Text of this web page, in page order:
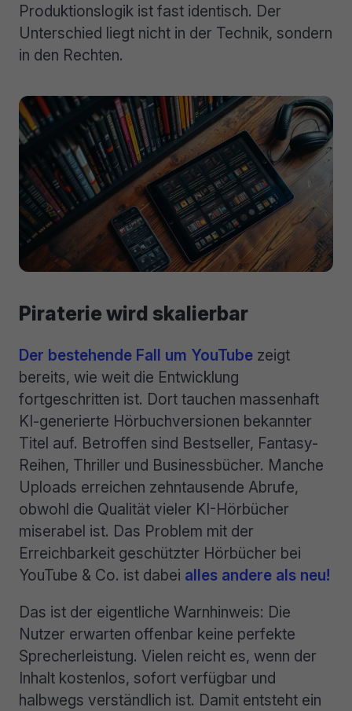
Produktionslogik ist fast identisch. Der
Unterschied liegt nicht in der Technik, sondern
in den Rechten.
Piraterie wird skalierbar
Der bestehende Fall um YouTube zeigt
bereits, wie weit die Entwicklung
fortgeschritten ist. Dort tauchen massenhaft
KI-generierte Hörbuchversionen bekannter
Titel auf. Betroffen sind Bestseller, Fantasy-
Reihen, Thriller und Businessbücher. Manche
Uploads erreichen zehntausende Abrufe,
obwohl die Qualität vieler KI-Hörbücher
miserabel ist. Das Problem mit der
Erreichbarkeit geschützter Hörbücher bei
YouTube & Co. ist dabei alles andere als neu!
Das ist der eigentliche Warnhinweis: Die
Nutzer erwarten offenbar keine perfekte
Sprecherleistung. Vielen reicht es, wenn der
Inhalt kostenlos, sofort verfügbar und
halbwegs verständlich ist. Damit entsteht ein